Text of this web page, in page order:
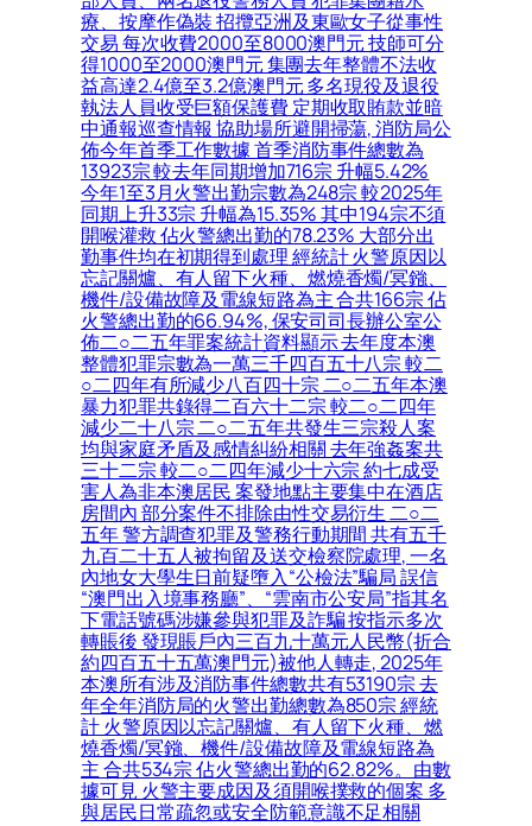
療、按摩作偽裝 招攬亞洲及東歐女子從事性
交易 每次收費2000至8000澳門元 技師可分
得1000至2000澳門元 集團去年整體不法收
益高達2.4億至3.2億澳門元 多名現役及退役
執法人員收受巨額保護費 定期收取賄款並暗
中通報巡查情報 協助場所避開掃蕩, 消防局公
佈今年首季工作數據 首季消防事件總數為
13923宗 較去年同期增加716宗 升幅5.42%
今年1至3月火警出勤宗數為248宗 較2025年
同期上升33宗 升幅為15.35% 其中194宗不須
開喉灌救 佔火警總出勤的78.23% 大部分出
勤事件均在初期得到處理 經統計 火警原因以
忘記關爐、有人留下火種、燃燒香燭/冥鏹、
機件/設備故障及電線短路為主 合共166宗 佔
火警總出勤的66.94%, 保安司司長辦公室公
佈二○二五年罪案統計資料顯示 去年度本澳
整體犯罪宗數為一萬三千四百五十八宗 較二
○二四年有所減少八百四十宗 二○二五年本澳
暴力犯罪共錄得二百六十二宗 較二○二四年
減少二十八宗 二○二五年共發生三宗殺人案
均與家庭矛盾及感情糾紛相關 去年強姦案共
三十二宗 較二○二四年減少十六宗 約七成受
害人為非本澳居民 案發地點主要集中在酒店
房間內 部分案件不排除由性交易衍生 二○二
五年 警方調查犯罪及警務行動期間 共有五千
九百二十五人被拘留及送交檢察院處理, 一名
內地女大學生日前疑墮入“公檢法”騙局 誤信
“澳門出入境事務廳”、“雲南市公安局”指其名
下電話號碼涉嫌參與犯罪及詐騙 按指示多次
轉賬後 發現賬戶內三百九十萬元人民幣(折合
約四百五十五萬澳門元)被他人轉走, 2025年
本澳所有涉及消防事件總數共有53190宗 去
年全年消防局的火警出勤總數為850宗 經統
計 火警原因以忘記關爐、有人留下火種、燃
燒香燭/冥鏹、機件/設備故障及電線短路為
主 合共534宗 佔火警總出勤的62.82%。由數
據可見 火警主要成因及須開喉撲救的個案 多
與居民日常疏忽或安全防範意識不足相關